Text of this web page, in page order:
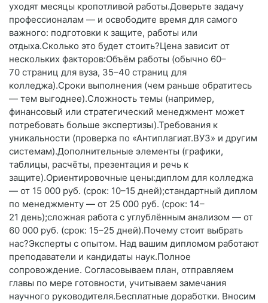
уходят месяцы кропотливой работы.Доверьте задачу
профессионалам — и освободите время для самого
важного: подготовки к защите, работы или
отдыха.Сколько это будет стоить?Цена зависит от
нескольких факторов:Объём работы (обычно 60–
70 страниц для вуза, 35–40 страниц для
колледжа).Сроки выполнения (чем раньше обратитесь
— тем выгоднее).Сложность темы (например,
финансовый или стратегический менеджмент может
потребовать больше экспертизы).Требования к
уникальности (проверка по «Антиплагиат.ВУЗ» и другим
системам).Дополнительные элементы (графики,
таблицы, расчёты, презентация и речь к
защите).Ориентировочные цены:диплом для колледжа
— от 15 000 руб. (срок: 10–15 дней);стандартный диплом
по менеджменту — от 25 000 руб. (срок: 14–
21 день);сложная работа с углублённым анализом — от
60 000 руб. (срок: 15–25 дней).Почему стоит выбрать
нас?Эксперты с опытом. Над вашим дипломом работают
преподаватели и кандидаты наук.Полное
сопровождение. Согласовываем план, отправляем
главы по мере готовности, учитываем замечания
научного руководителя.Бесплатные доработки. Вносим